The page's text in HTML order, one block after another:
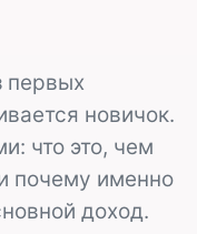
первых
новичок.
что это, чем
почему именно
доход.